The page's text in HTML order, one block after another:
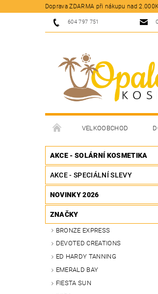
Doprava ZDARMA při nákupu nad
604 797 751
VELKOOBCHOD
AKCE - SOLÁRNÍ KOSMETIKA
AKCE - SPECIÁLNÍ SLEVY
NOVINKY 2026
ZNAČKY
BRONZE EXPRESS
DEVOTED CREATIONS
ED HARDY TANNING
EMERALD BAY
FIESTA SUN